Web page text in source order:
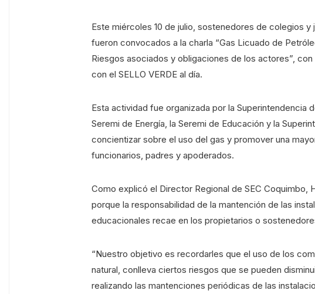
Este miércoles 10 de julio, sostenedores de colegios
fueron convocados a la charla “Gas Licuado de
Riesgos asociados y obligaciones de los actores”,
con el SELLO VERDE al día.
Esta actividad fue organizada por la Superintendencia
Seremi de Energía, la Seremi de Educación y la
concientizar sobre el uso del gas y promover una
funcionarios, padres y apoderados.
Como explicó el Director Regional de SEC Coquimbo,
porque la responsabilidad de la mantención de las
educacionales recae en los propietarios o
“Nuestro objetivo es recordarles que el uso de los
natural, conlleva ciertos riesgos que se pueden
realizando las mantenciones periódicas de las